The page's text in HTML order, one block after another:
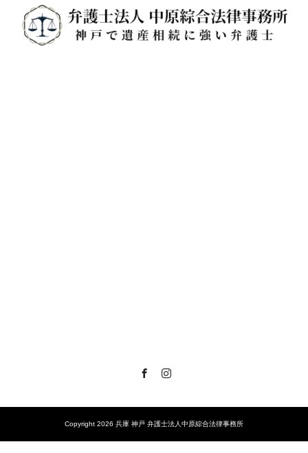
Facebook
Copyright 2026 兵庫 神戸 弁護士法人中原綜合法律事務所